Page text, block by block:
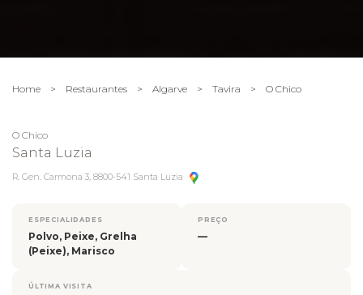
Home > Restaurantes > Algarve > Tavira > O Chico
O Chico
Santa Luzia
R. Gen. Carmona 3, 8800-541 Santa Luzia
ESPECIALIDADES
Polvo, Peixe, Grelha
(Peixe), Marisco
PREÇO
—
ÚLTIMA VISITA